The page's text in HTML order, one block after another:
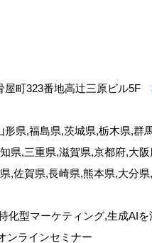
屋町323番地高辻三原ビル5F
県,福島県,茨城県,栃木県,群
県,三重県,滋賀県,京都府,大
,佐賀県,長崎県,熊本県,大分
化型マーケティング,生成AI
ンラインセミナー